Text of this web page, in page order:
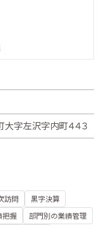
字左沢字内町４４３
訪問
黒字決算
把握
部門別の業績管理